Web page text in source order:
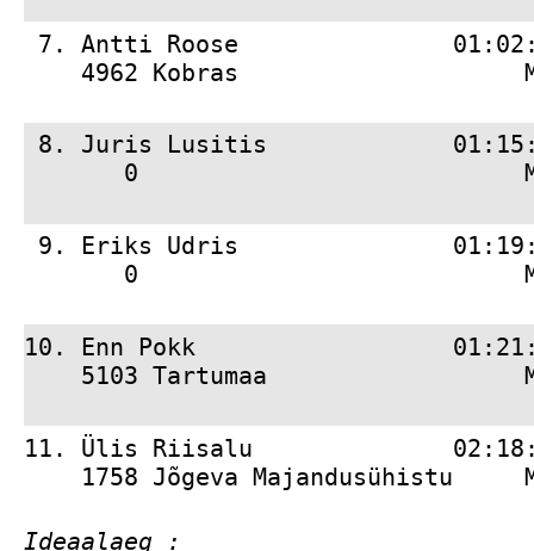
7. Antti Roose
4962 Kobras
8. Juris Lusitis             01:15:47
0
9. Eriks Udris
0
10. Enn Pokk
5103 Tartumaa
11. Ülis Riisalu              02:18:16
1758 Jõgeva Majandusühistu